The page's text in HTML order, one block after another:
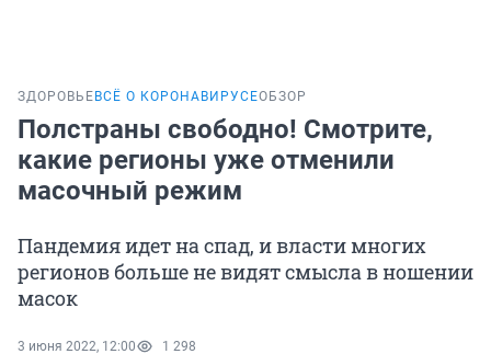
ЗДОРОВЬЕ ВСЁ О КОРОНАВИРУСЕОБЗОР
Полстраны свободно! Смотрите,
какие регионы уже отменили
масочный режим
Пандемия идет на спад, и власти многих
регионов больше не видят смысла в ношении
масок
3 июня 2022, 12:00 1 298